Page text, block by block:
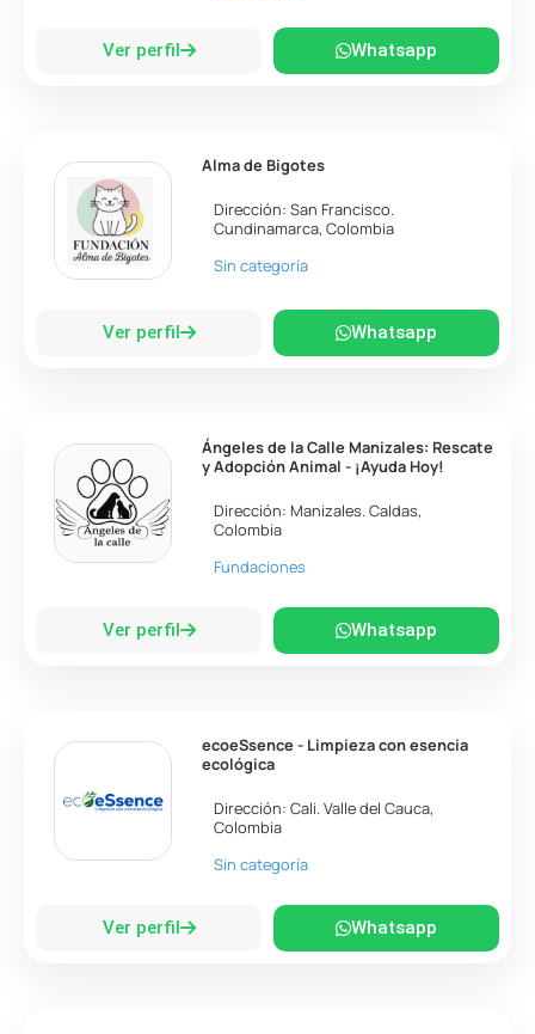
Ver perfil Whatsapp
Alma de Bigotes
Dirección:San Francisco.
Cundinamarca,Colombia
Sin categoría
Ver perfil Whatsapp
Ángeles de la Calle Manizales: Rescate
y Adopción Animal - ¡Ayuda Hoy!
Dirección: Manizales.Caldas,
Colombia
Fundaciones
Ver perfil Whatsapp
ecoeSsence - Limpieza con esencia
ecológica
Dirección:Cali.Valle del Cauca,
Colombia
Sin categoría
Ver perfil Whatsapp